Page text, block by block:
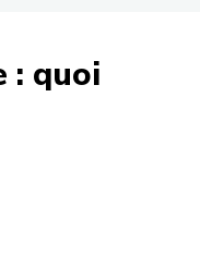
: quoi